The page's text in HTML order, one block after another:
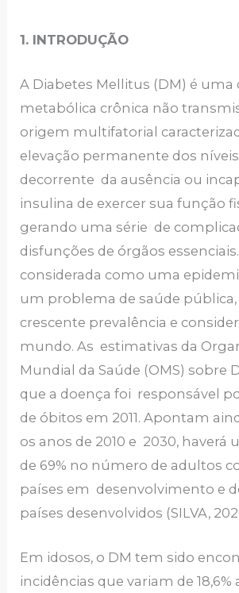
1. INTRODUÇÃO
A Diabetes Mellitus (DM) é uma
metabólica crônica não
origem multifatorial
elevação permanente dos
decorrente da ausência ou
insulina de exercer sua função
gerando uma série de
disfunções de órgãos
considerada como uma
um problema de saúde pública,
crescente prevalência e
mundo. As estimativas da
Mundial da Saúde (OMS) sobre
que a doença foi responsável
de óbitos em 2011. Apontam
os anos de 2010 e 2030,
de 69% no número de adultos
países em desenvolvimento e
países desenvolvidos (SILVA,
Em idosos, o DM tem sido
incidências que variam de 18,6%